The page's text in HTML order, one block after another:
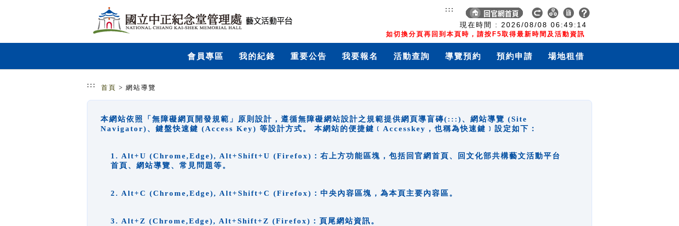
現在時間 : 2026/08/08 06:49:15
如切換分頁再回到本頁時，請按F5取得最新時間及活動資訊
:::
會員專區 我的紀錄 重要公告 我要報名 活動查詢 導覽預約 預約申請 場地租借
::: 首頁 > 網站導覽
本網站依照「無障礙網頁開發規範」原則設計，遵循無障礙網站設計之規範提供網頁導盲磚(:::)、網站導覽 (Site
Navigator)、鍵盤快速鍵 (Access Key) 等設計方式。 本網站的便捷鍵﹝Accesskey，也稱為快速鍵﹞設定如下：
1. Alt+U (Chrome,Edge), Alt+Shift+U (Firefox)：右上方功能區塊，包括回官網首頁、回文化部共構藝文活動平台
首頁、網站導覽、常見問題等。
2. Alt+C (Chrome,Edge), Alt+Shift+C (Firefox)：中央內容區塊，為本頁主要內容區。
3. Alt+Z (Chrome,Edge), Alt+Shift+Z (Firefox)：頁尾網站資訊。